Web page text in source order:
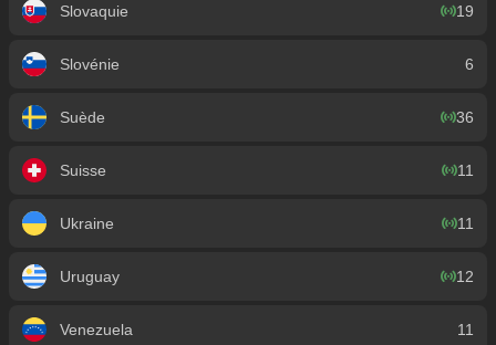
Slovaquie 19
Slovénie 6
Suède 36
Suisse 11
Ukraine 11
Uruguay 12
Venezuela 11